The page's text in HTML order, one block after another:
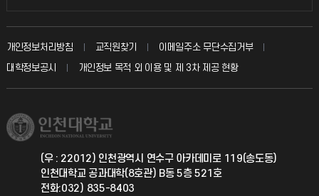
입학안내
취업정보(학생)
칭찬마당
학생서비스 지킴이
총동문회
교수회
교육혁신본부
국제지원과
공자아카데미
개인정보처리방침 교직원찾기
이메일주소 무단수집거부
대학정보공시
개인정보 목적 외 이용 및 제 3차 제공 현황
(우 : 22012) 인천광역시 연수구 아카데미로 119(송도동)
인천대학교 공과대학(8호관) B동 5층 521호
전화:032) 835-8403